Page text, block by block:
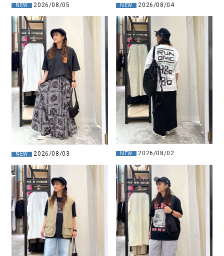
NEW 2026/08/05 NEW 2026/08/04
NEW 2026/08/03 NEW 2026/08/02